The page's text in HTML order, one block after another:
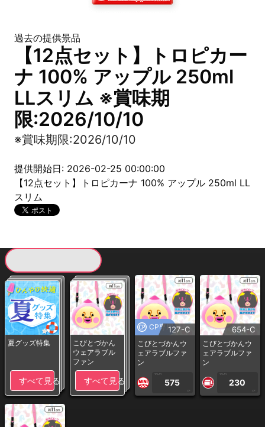
過去の提供景品
【12点セット】トロピカー
ナ 100% アップル 250ml
LLスリム ※賞味期
限:2026/10/10
※賞味期限:2026/10/10
提供開始日: 2026-02-25 00:00:00
【12点セット】トロピカーナ 100% アップル 250ml LL
スリム
夏グッズ特集
すべて見る
こびとづかん
ウェアラブル
ファン
すべて見る
CP専用127-C
こびとづかんウ
ェアラブルファ
ン
1PLAY
575
CP
654-C
こびとづかんウ
ェアラブルファ
ン
1PLAY
230
CP